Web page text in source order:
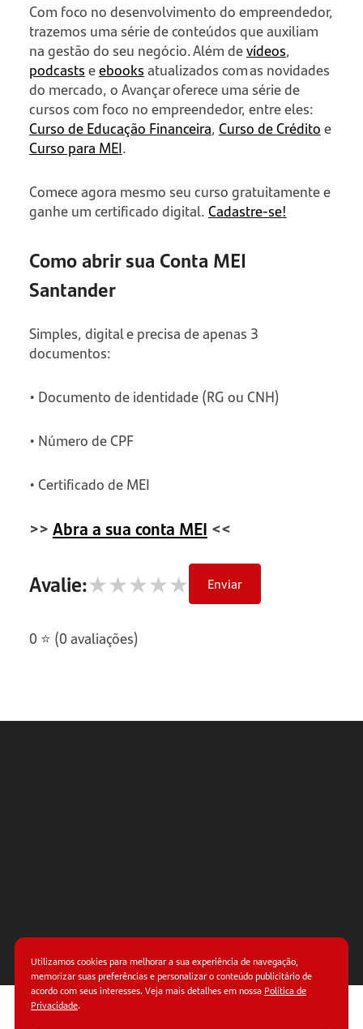
Com foco no desenvolvimento do empreendedor,
trazemos uma série de conteúdos que auxiliam
na gestão do seu negócio. Além devídeos,
podcastseebooksatualizados com as novidades
do mercado, o Avançar oferece uma série de
cursos com foco no empreendedor, entre eles:
Curso de Educação Financeira, Curso de Créditoe
Curso para MEI.
Comece agora mesmo seu curso gratuitamente e
ganhe um certificado digital.Cadastre-se!
Como abrir sua Conta MEI
Santander
Simples, digital e precisa de apenas 3
documentos:
• Documento de identidade (RG ou CNH)
• Número de CPF
• Certificado de MEI
>> Abra a sua conta MEI <<
Avalie: ★
★
★
★
★ Enviar
0 ⭐ (0 avaliações)
Como o
Certificado
Utilizamos cookies para melhorar a sua experiência de navegação,
memorizar suas preferências e personalizar o conteúdo publicitário de
acordo com seus interesses. Veja mais detalhes em nossa Política de
Privacidade.